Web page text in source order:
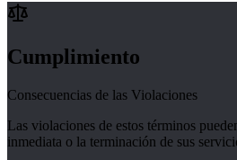
Cumplimiento
Consecuencias de las Violaciones
Las violaciones de estos términos
inmediata o la terminación de sus